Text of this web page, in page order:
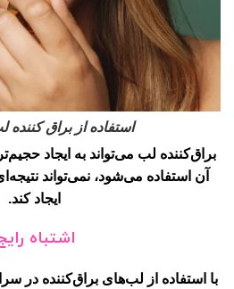
استفاده از براق
براق‌کننده لب می‌تواند به ایجاد
آن استفاده می‌شود، نمی‌تواند
ایجاد کند.
اشتباه
با استفاده از لب‌های براق‌کننده در